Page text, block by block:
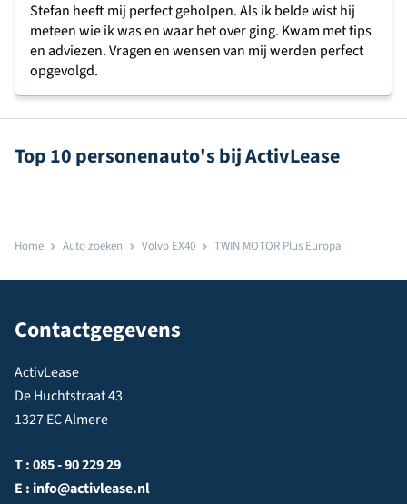
Stefan heeft mij perfect geholpen. Als ik belde wist hij
meteen wie ik was en waar het over ging. Kwam met tips
en adviezen. Vragen en wensen van mij werden perfect
opgevolgd.
Top 10 personenauto's bij ActivLease
Home Auto zoeken Volvo EX40 TWIN MOTOR Plus Europa
Contactgegevens
ActivLease
De Huchtstraat 43
1327 EC Almere
T :085 - 90 229 29
E : info@activlease.nl